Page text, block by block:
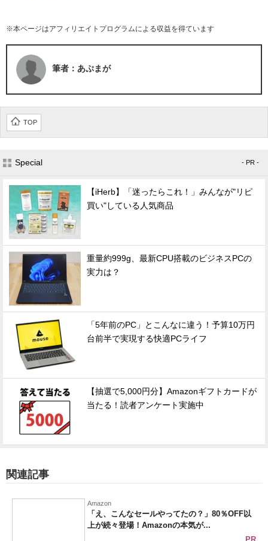
※本ページはアフィリエイトプログラムによる収益を得ています
筆者：あぷまが
TOP
Special - PR -
【iHerb】「迷ったらこれ！」みんなが"リピ
買い"している人気商品
重量約999g、最新CPU搭載のビジネスPCの
実力は？
「5年前のPC」とこんなに違う！予算10万円
台前半で実現する快適PCライフ
【抽選で5,000円分】Amazonギフトカードが
当たる！読者アンケート実施中
関連記事
Amazon
「え、こんなセールやってたの？」80％OFF以
上が続々登場！Amazonの本気が...